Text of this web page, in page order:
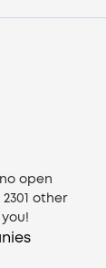
open
2301
other